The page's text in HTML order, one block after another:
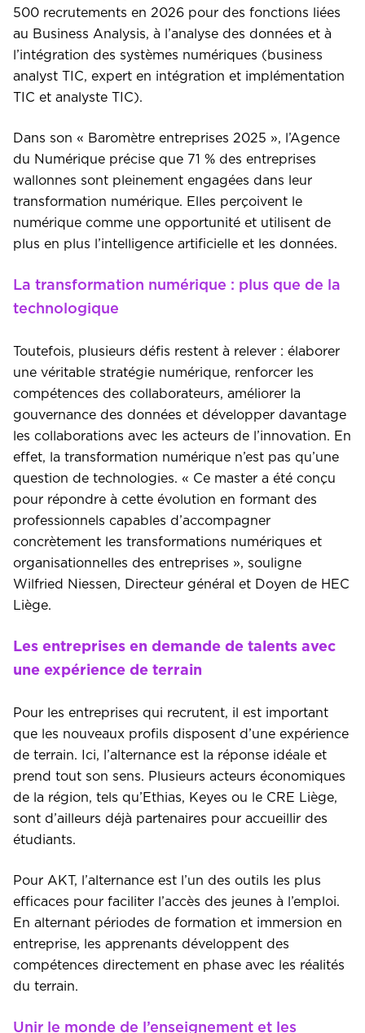
500 recrutements en 2026 pour des fonctions liées
au Business Analysis, à l’analyse des données et à
l’intégration des systèmes numériques (business
analyst TIC, expert en intégration et implémentation
TIC et analyste TIC).
Dans son « Baromètre entreprises 2025 », l’Agence
du Numérique précise que 71 % des entreprises
wallonnes sont pleinement engagées dans leur
transformation numérique. Elles perçoivent le
numérique comme une opportunité et utilisent de
plus en plus l’intelligence artificielle et les données.
La transformation numérique : plus que de la
technologique
Toutefois, plusieurs défis restent à relever : élaborer
une véritable stratégie numérique, renforcer les
compétences des collaborateurs, améliorer la
gouvernance des données et développer davantage
les collaborations avec les acteurs de l’innovation. En
effet, la transformation numérique n’est pas qu’une
question de technologies. « Ce master a été conçu
pour répondre à cette évolution en formant des
professionnels capables d’accompagner
concrètement les transformations numériques et
organisationnelles des entreprises », souligne
Wilfried Niessen, Directeur général et Doyen de HEC
Liège.
Les entreprises en demande de talents avec
une expérience de terrain
Pour les entreprises qui recrutent, il est important
que les nouveaux profils disposent d’une expérience
de terrain. Ici, l’alternance est la réponse idéale et
prend tout son sens. Plusieurs acteurs économiques
de la région, tels qu’Ethias, Keyes ou le CRE Liège,
sont d’ailleurs déjà partenaires pour accueillir des
étudiants.
Pour AKT, l’alternance est l’un des outils les plus
efficaces pour faciliter l’accès des jeunes à l’emploi.
En alternant périodes de formation et immersion en
entreprise, les apprenants développent des
compétences directement en phase avec les réalités
du terrain.
Unir le monde de l’enseignement et les